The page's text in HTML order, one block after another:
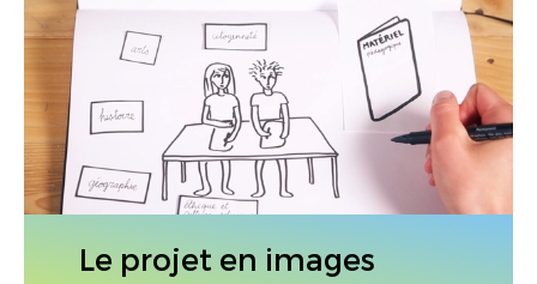
Le projet en images